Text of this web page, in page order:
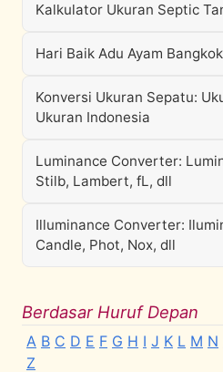
Kalkulator Ukuran Septic
Hari Baik Adu Ayam
Konversi Ukuran Sepatu:
Ukuran Indonesia
Luminance Converter:
Stilb, Lambert, fL, dll
Illuminance Converter:
Candle, Phot, Nox, dll
Berdasar Huruf Depan
A B C D E F G H I J K L M N
Z